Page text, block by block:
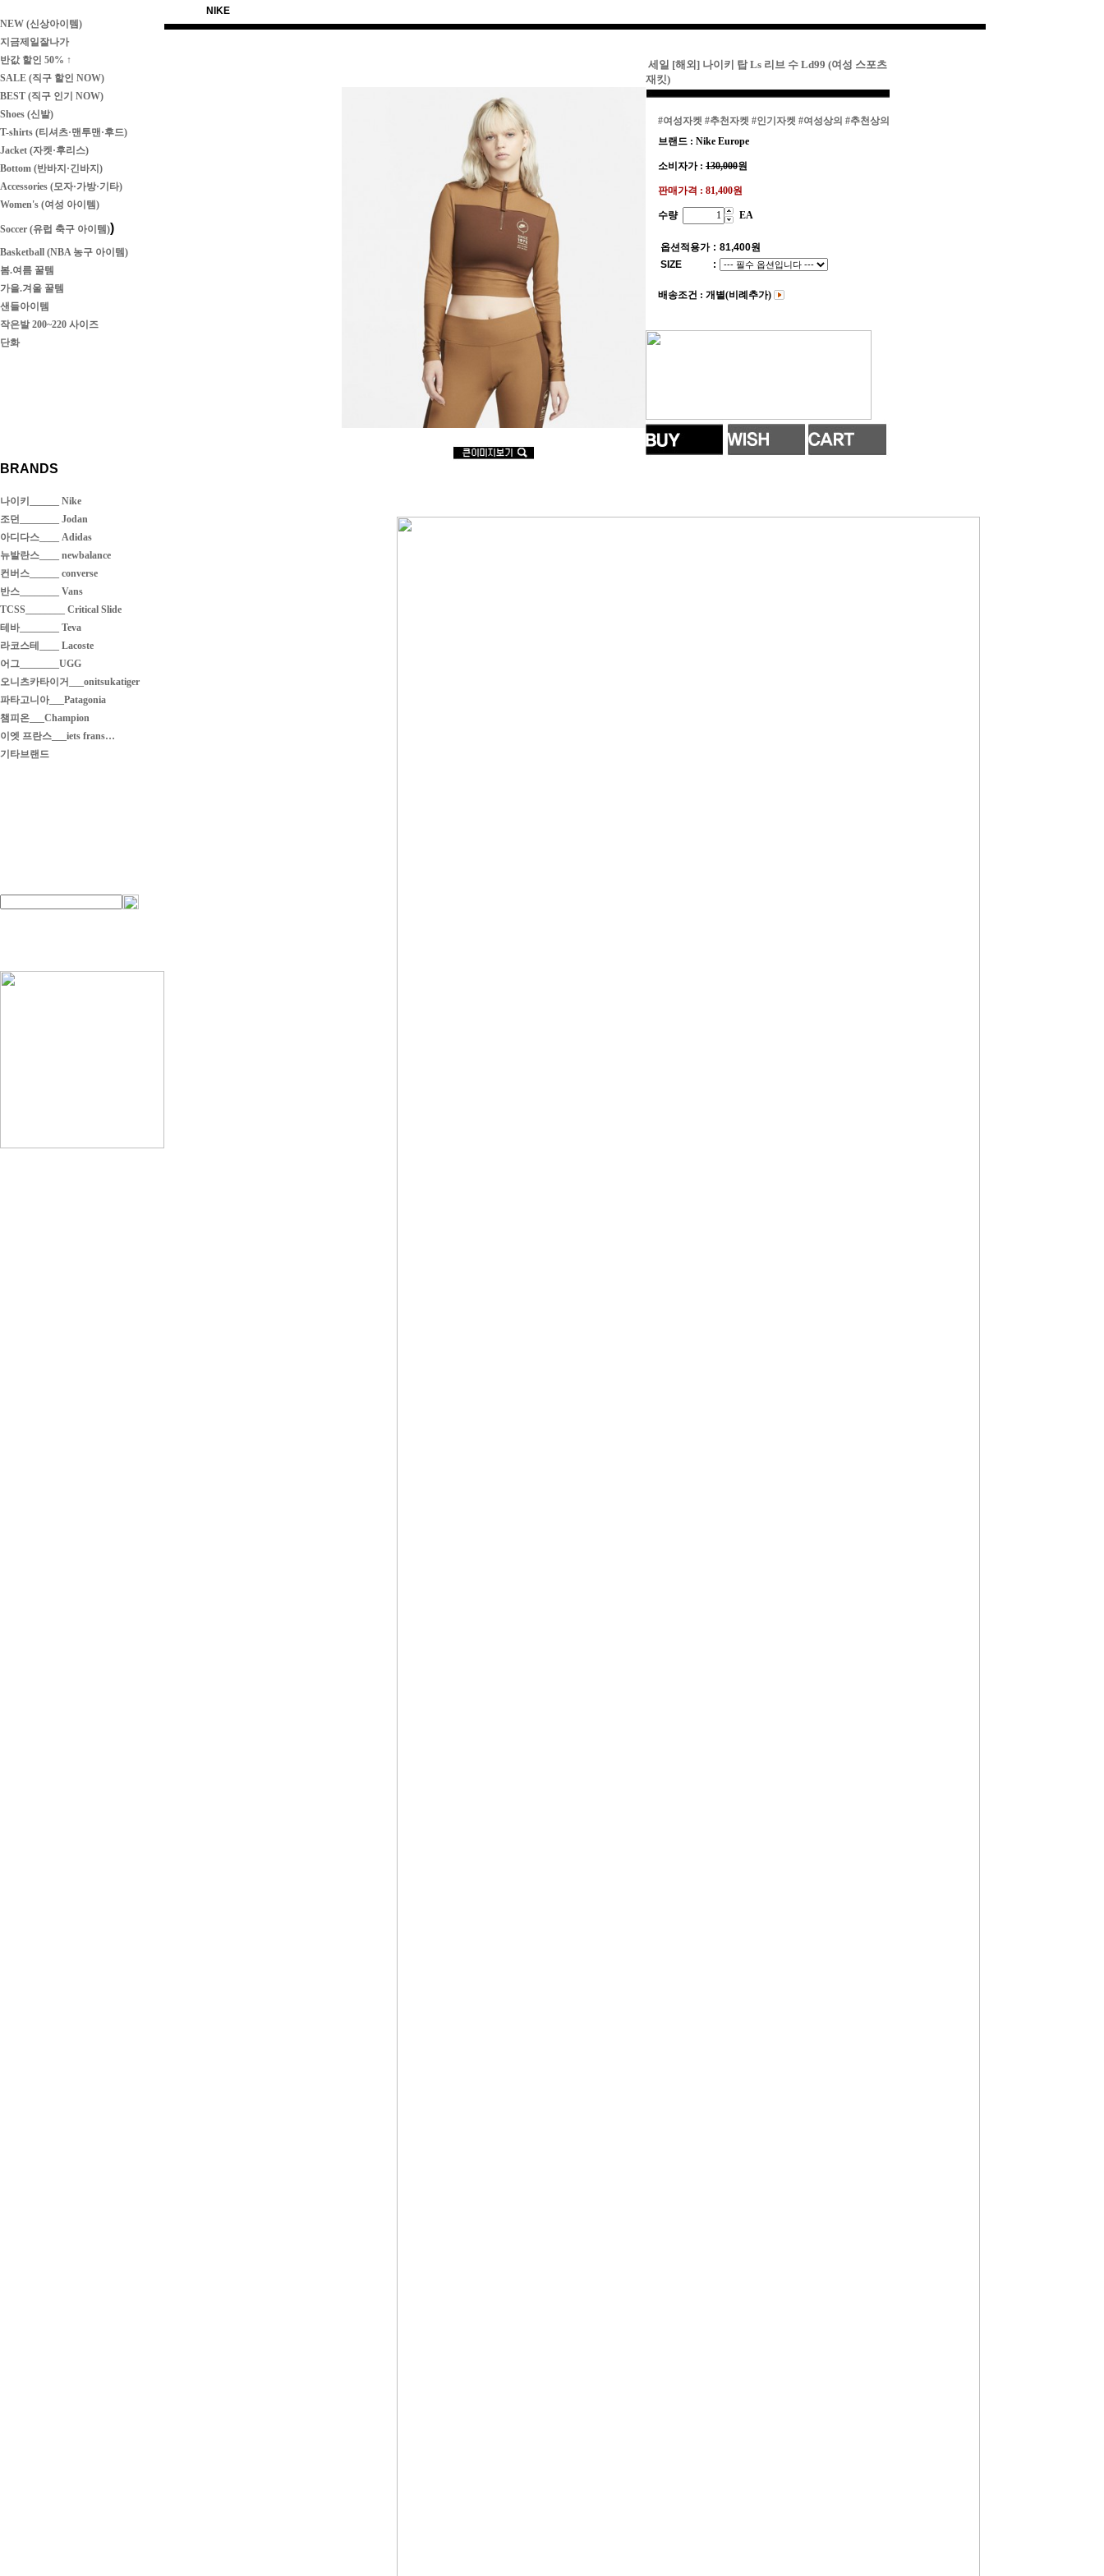
NEW (신상아이템)
지금제일잘나가
반값 할인 50% ↑
SALE (직구 할인 NOW)
BEST (직구 인기 NOW)
Shoes (신발)
T-shirts (티셔츠·맨투맨·후드)
Jacket (자켓·후리스)
Bottom (반바지·긴바지)
Accessories (모자·가방·기타)
Women's (여성 아이템)
Soccer (유럽 축구 아이템))
Basketball (NBA 농구 아이템)
봄.여름 꿀템
가을.겨울 꿀템
샌들아이템
작은발 200~220 사이즈
단화
BRANDS
나이키______ Nike
조던________ Jodan
아디다스____ Adidas
뉴발란스____ newbalance
컨버스______ converse
반스________ Vans
TCSS________ Critical Slide
테바________ Teva
라코스테____ Lacoste
어그________UGG
오니츠카타이거___onitsukatiger
파타고니아___Patagonia
챔피온___Champion
이엣 프란스___iets frans…
기타브랜드
NIKE
세일 [해외] 나이키 탑 Ls 리브 수 Ld99 (여성 스포츠
재킷)
#여성자켓 #추천자켓 #인기자켓 #여성상의 #추천상의
브랜드 : Nike Europe
소비자가 : 130,000원
판매가격 : 81,400원
수량 EA
옵션적용가 : 81,400원
SIZE
:
배송조건 : 개별(비례추가)